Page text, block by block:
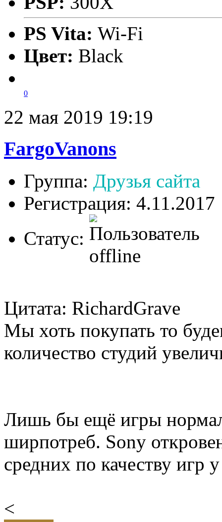
PS Vita: Wi-Fi
Цвет: Black
0
22 мая 2019 19:19
FargoVanons
Группа: Друзья сайта
Регистрация: 4.11.2017
Статус:
Цитата: RichardGrave
Мы хоть покупать то
количество студий
Лишь бы ещё игры
ширпотреб. Sony
средних по качеству игр у
<